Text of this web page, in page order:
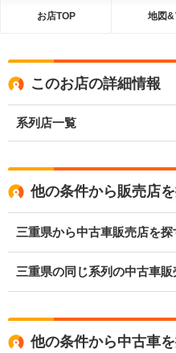
お店TOP 地図&
このお店の詳細情報
系列店一覧
他の条件から販売店
三重県から中古車販売店を探
三重県の同じ系列の中古車
他の条件から中古車